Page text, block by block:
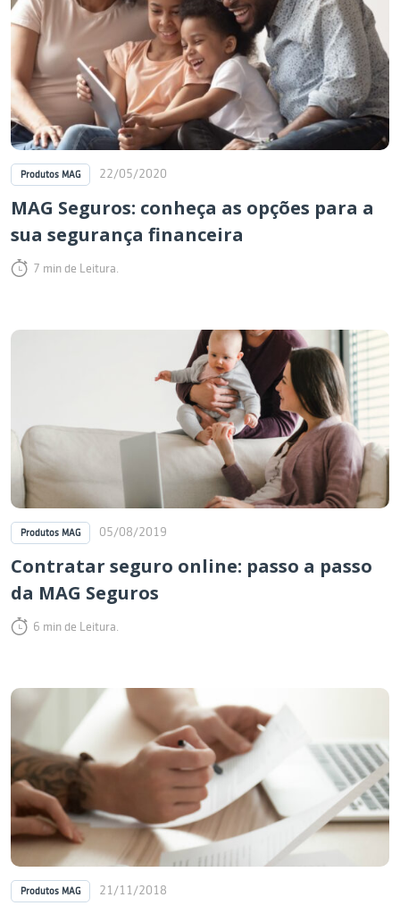
Produtos MAG 22/05/2020
MAG Seguros: conheça as opções para a
sua segurança financeira
7 min de Leitura.
Produtos MAG 05/08/2019
Contratar seguro online: passo a passo
da MAG Seguros
6 min de Leitura.
Produtos MAG 21/11/2018